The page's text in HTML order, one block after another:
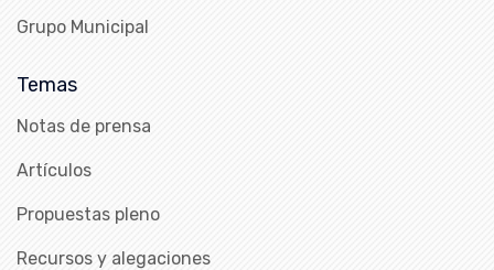
Grupo Municipal
Temas
Notas de prensa
Artículos
Propuestas pleno
Recursos y alegaciones